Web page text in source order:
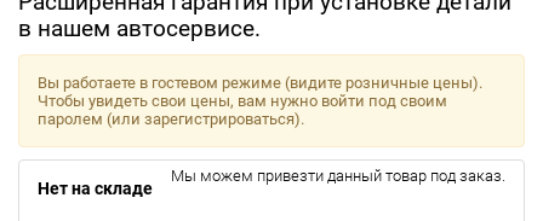
в нашем автосервисе.
Вы работаете в гостевом режиме (видите розничные цены).
Чтобы увидеть свои цены, вам нужно войти под своим
паролем (или зарегистрироваться).
Нет на складе
Мы можем привезти данный товар под заказ.